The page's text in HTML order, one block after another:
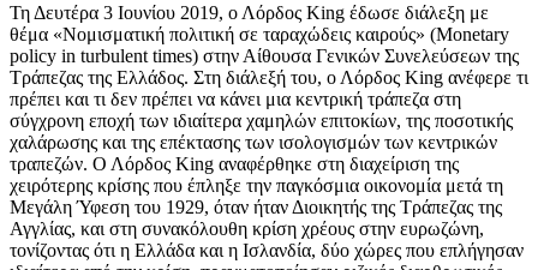
Τη Δευτέρα 3 Ιουνίου 2019, ο Λόρδος King έδωσε διάλεξη με
θέμα «Νομισματική πολιτική σε ταραχώδεις καιρούς» (Monetary
policy in turbulent times) στην Αίθουσα Γενικών Συνελεύσεων της
Τράπεζας της Ελλάδος. Στη διάλεξή του, ο Λόρδος King ανέφερε τι
πρέπει και τι δεν πρέπει να κάνει μια κεντρική τράπεζα στη
σύγχρονη εποχή των ιδιαίτερα χαμηλών επιτοκίων, της ποσοτικής
χαλάρωσης και της επέκτασης των ισολογισμών των κεντρικών
τραπεζών. Ο Λόρδος King αναφέρθηκε στη διαχείριση της
χειρότερης κρίσης που έπληξε την παγκόσμια οικονομία μετά τη
Μεγάλη Ύφεση του 1929, όταν ήταν Διοικητής της Τράπεζας της
Αγγλίας, και στη συνακόλουθη κρίση χρέους στην ευρωζώνη,
τονίζοντας ότι η Ελλάδα και η Ισλανδία, δύο χώρες που επλήγησαν